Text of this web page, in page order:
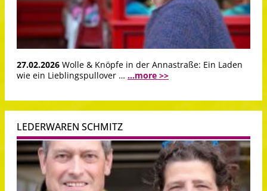
27.02.2026 Wolle & Knöpfe in der Annastraße: Ein Laden
wie ein Lieblingspullover … ...more >>
LEDERWAREN SCHMITZ